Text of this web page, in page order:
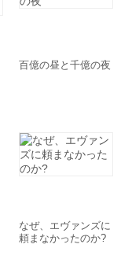
百億の昼と千億の夜
なぜ、エヴァンズに
頼まなかったのか?